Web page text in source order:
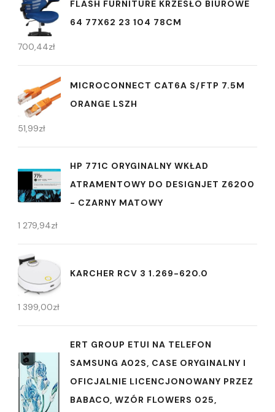
FLASH FURNITURE KRZESŁO BIUROWE
64 77X62 23 104 78CM
700,44zł
MICROCONNECT CAT6A S/FTP 7.5M
ORANGE LSZH
51,99zł
HP 771C ORYGINALNY WKŁAD
ATRAMENTOWY DO DESIGNJET Z6200
- CZARNY MATOWY
1 279,94zł
KARCHER RCV 3 1.269-620.0
1 399,00zł
ERT GROUP ETUI NA TELEFON
SAMSUNG A02S, CASE ORYGINALNY I
OFICJALNIE LICENCJONOWANY PRZEZ
BABACO, WZÓR FLOWERS 025,